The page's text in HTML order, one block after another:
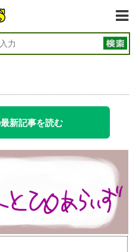
新記事を読む